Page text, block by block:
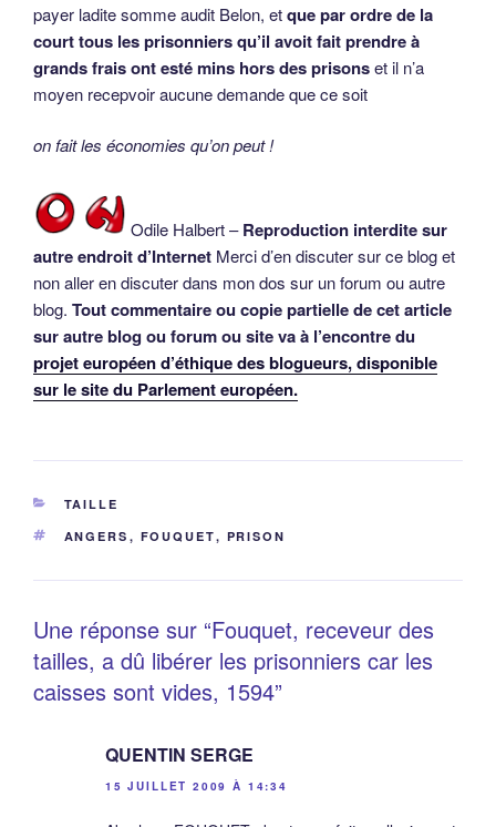
payer ladite somme audit Belon, etque par ordre de la
court tous les prisonniers qu’il avoit fait prendre à
grands frais ont esté mins hors des prisonset il n’a
moyen recepvoir aucune demande que ce soit
on fait les économies qu’on peut !
Odile Halbert –Reproduction interdite sur
autre endroit d’Internet Merci d’en discuter sur ce blog et
non aller en discuter dans mon dos sur un forum ou autre
blog. Tout commentaire ou copie partielle de cet article
sur autre blog ou forum ou site va à l’encontre du
projet européen d’éthique des blogueurs, disponible
sur le site du Parlement européen.
CATÉGORIES
TAILLE
ÉTIQUETTES
ANGERS , FOUQUET, PRISON
Une réponse sur “Fouquet, receveur des
tailles, a dû libérer les prisonniers car les
caisses sont vides, 1594”
QUENTIN SERGE
15 JUILLET 2009 À 14:34